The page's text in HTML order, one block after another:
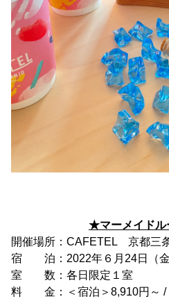
★マーメイド
開催場所：CAFETEL 京都三
宿 泊：2022年６月24日（金
室 数：各日限定１室
料 金：＜宿泊＞8,910円～ /